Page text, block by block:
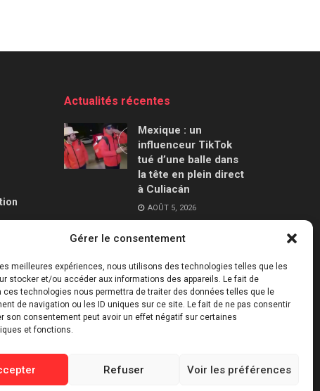
Gérer le consentement
meilleures expériences, nous utilisons des technologies telles que les
stocker et/ou accéder aux informations des appareils. Le fait de
ces technologies nous permettra de traiter des données telles que le
de navigation ou les ID uniques sur ce site. Le fait de ne pas consentir
son consentement peut avoir un effet négatif sur certaines
et fonctions.
Refuser Voir les préférences
Actualités récentes
Mexique : un
influenceur TikTok
tué d’une balle dans
la tête en plein direct
à Culiacán
AOÛT 5, 2026
Elon Musk perd plus
dollars de fortune
après l’euphorie
autour de SpaceX
AOÛT 5, 2026